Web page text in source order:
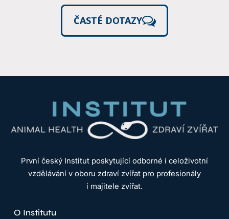
ČASTÉ DOTAZY
První český Institut poskytující odborné i celoživotní
vzdělávání v oboru zdraví zvířat pro profesionály
i majitele zvířat.
O Institutu